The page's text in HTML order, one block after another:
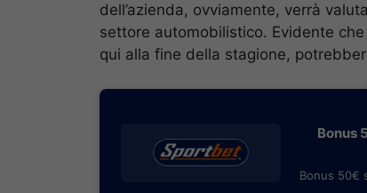
dell’azienda, ovviamente, verrà
settore automobilistico. Evidente
qui alla fine della stagione,
Bonus
Bonus 50€